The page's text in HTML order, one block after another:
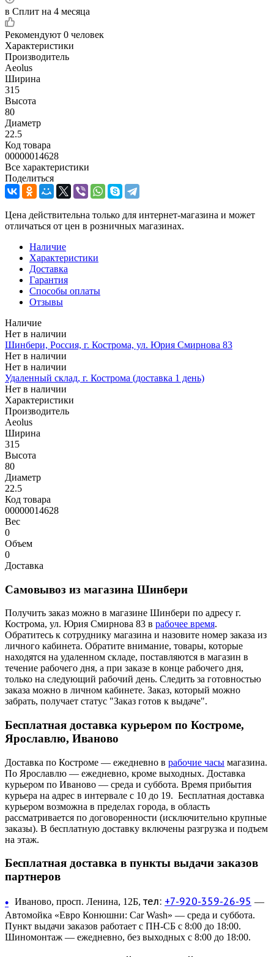
в Сплит на 4 месяца
Рекомендуют 0 человек
Характеристики
Производитель
Aeolus
Ширина
315
Высота
80
Диаметр
22.5
Код товара
00000014628
Все характеристики
Поделиться
Цена действительна только для интернет-магазина и может
отличаться от цен в розничных магазинах.
Наличие
Характеристики
Доставка
Гарантия
Способы оплаты
Отзывы
Наличие
Нет в наличии
Шинбери, Россия, г. Кострома, ул. Юрия Смирнова 83
Нет в наличии
Нет в наличии
Удаленный склад, г. Кострома (доставка 1 день)
Нет в наличии
Характеристики
Производитель
Aeolus
Ширина
315
Высота
80
Диаметр
22.5
Код товара
00000014628
Вес
0
Объем
0
Доставка
Самовывоз из магазина Шинбери
Получить заказ можно в магазине Шинбери по адресу г.
Кострома, ул. Юрия Смирнова 83 в рабочее время.
Обратитесь к сотруднику магазина и назовите номер заказа из
личного кабинета. Обратите внимание, товары, которые
находятся на удаленном складе, поставляются в магазин в
течение рабочего дня, а при заказе в конце рабочего дня,
только на следующий рабочий день. Следить за готовностью
заказа можно в личном кабинете. Заказ, который можно
забрать, получает статус "Заказ готов к выдаче".
Бесплатная доставка курьером по Костроме,
Ярославлю, Иваново
Доставка по Костроме — ежедневно в рабочие часы магазина.
По Ярославлю — ежедневно, кроме выходных. Доставка
курьером по Иваново — среда и суббота. Время прибытия
курьера на адрес в интервале с 10 до 19. Бесплатная доставка
курьером возможна в пределах города, в область
рассматривается по договоренности (исключительно крупные
заказы). В бесплатную доставку включены разгрузка и подъем
на этаж.
Бесплатная доставка в пункты выдачи заказов
партнеров
• Иваново, просп. Ленина, 12Б, тел: +7-920-359-26-95 —
Автомойка «Евро Конюшни: Car Wash» — среда и суббота.
Пункт выдачи заказов работает с ПН-СБ с 8:00 до 18:00.
Шиномонтаж — ежедневно, без выходных с 8:00 до 18:00.